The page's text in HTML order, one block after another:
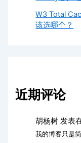
W3 Total
该选哪个？
近期评论
胡杨树 发表
我的博客只是